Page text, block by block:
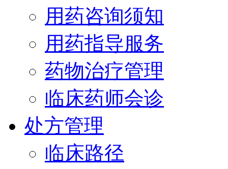
用药咨询须知
用药指导服务
药物治疗管理
临床药师会诊
处方管理
临床路径